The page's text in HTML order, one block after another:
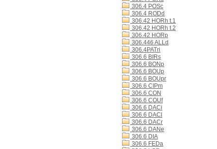
306.4 POSc
306.4 RODd
306.42 HORh t.1
306.42 HORh t.2
306.42 HORp
306.446 ALLd
306.4PATri
306.6 BIRs
306.6 BONp
306.6 BOUp
306.6 BOUpr
306.6 CIPm
306.6 CON
306.6 COUf
306.6 DACi
306.6 DACl
306.6 DACr
306.6 DANe
306.6 DIA
306.6 FEDa